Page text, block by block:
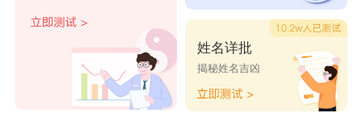
双鱼十分享受于金牛饱含着爱意的强烈占用欲。对
于艺术的高度敏感使得他们惺惺相惜。不过由于双
鱼男和金牛女都是属于比较被动的星座类型，需要
有一方比较主动去迎合。金牛女很大程度上可以帮
姓名详批
揭秘姓名吉凶